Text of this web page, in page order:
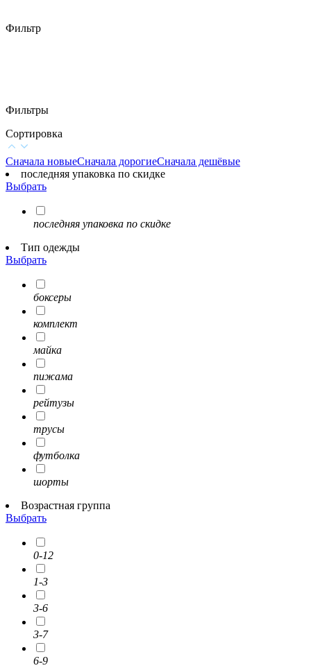
Фильтр
Фильтры
Сортировка
Сначала новыеСначала дорогиеСначала дешёвые
последняя упаковка по скидке
Выбрать
последняя упаковка по скидке
Тип одежды
Выбрать
боксеры
комплект
майка
пижама
рейтузы
трусы
футболка
шорты
Возрастная группа
Выбрать
0-12
1-3
3-6
3-7
6-9